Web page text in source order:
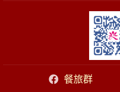
餐旅群